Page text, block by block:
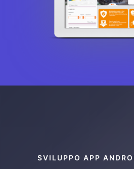
SVILUPPO APP